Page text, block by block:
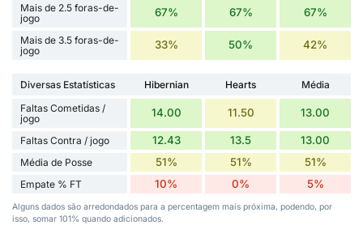
Mais de 2.5 foras-de-
jogo
67% 67% 67%
Mais de 3.5 foras-de-
jogo
33% 50% 42%
Diversas Estatísticas Hibernian Hearts
Média
Faltas Cometidas /
jogo
14.00 11.50 13.00
Faltas Contra / jogo 12.43 13.5 13.00
Média de Posse 51% 51% 51%
Empate % FT 10% 0% 5%
Alguns dados são arredondados para a percentagem mais próxima, podendo, por
isso, somar 101% quando adicionados.